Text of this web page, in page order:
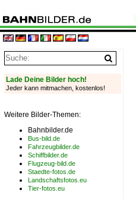
Lade Deine Bilder hoch!
Jeder kann mitmachen, kostenlos!
Weitere Bilder-Themen:
Bahnbilder.de
Bus-bild.de
Fahrzeugbilder.de
Schiffbilder.de
Flugzeug-bild.de
Staedte-fotos.de
Landschaftsfotos.eu
Tier-fotos.eu